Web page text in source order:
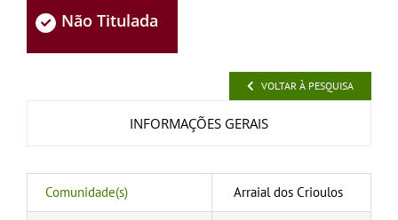
Não Titulada
VOLTAR À PESQUISA
INFORMAÇÕES GERAIS
Comunidade(s) Arraial dos Crioulos